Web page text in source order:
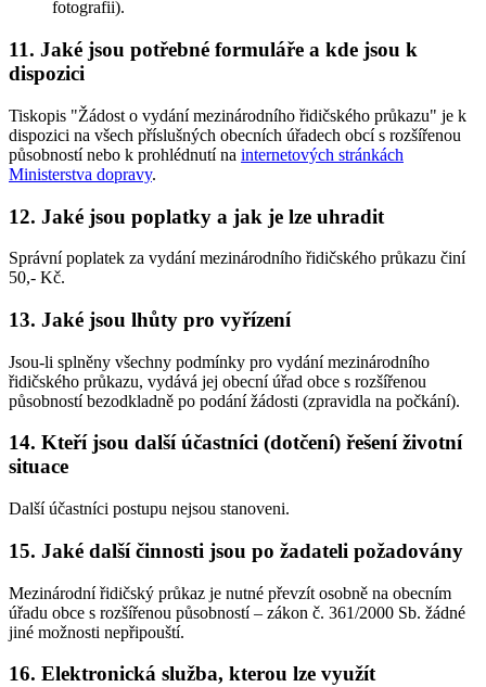
fotografii).
11. Jaké jsou potřebné formuláře a kde jsou k
dispozici
Tiskopis "Žádost o vydání mezinárodního řidičského průkazu" je k
dispozici na všech příslušných obecních úřadech obcí s rozšířenou
působností nebo k prohlédnutí na internetových stránkách
Ministerstva dopravy.
12. Jaké jsou poplatky a jak je lze uhradit
Správní poplatek za vydání mezinárodního řidičského průkazu činí
50,- Kč.
13. Jaké jsou lhůty pro vyřízení
Jsou-li splněny všechny podmínky pro vydání mezinárodního
řidičského průkazu, vydává jej obecní úřad obce s rozšířenou
působností bezodkladně po podání žádosti (zpravidla na počkání).
14. Kteří jsou další účastníci (dotčení) řešení životní
situace
Další účastníci postupu nejsou stanoveni.
15. Jaké další činnosti jsou po žadateli požadovány
Mezinárodní řidičský průkaz je nutné převzít osobně na obecním
úřadu obce s rozšířenou působností – zákon č. 361/2000 Sb. žádné
jiné možnosti nepřipouští.
16. Elektronická služba, kterou lze využít